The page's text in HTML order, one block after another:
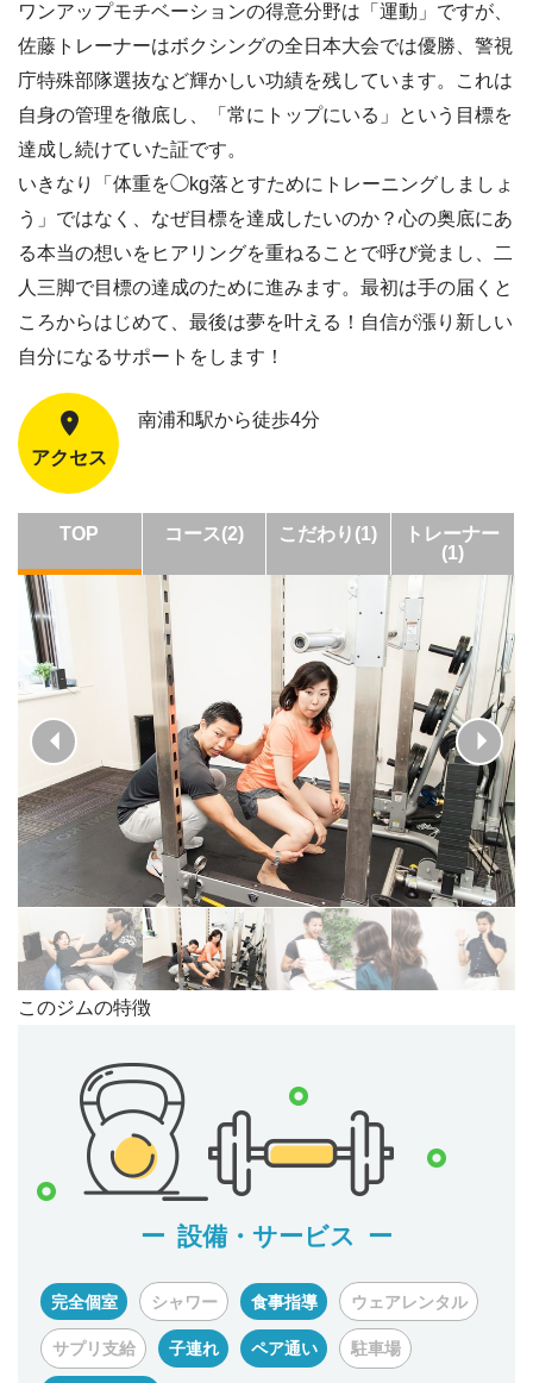
ワンアップモチベーションの得意分野は「運動」ですが、
佐藤トレーナーはボクシングの全日本大会では優勝、警視
庁特殊部隊選抜など輝かしい功績を残しています。これは
自身の管理を徹底し、「常にトップにいる」という目標を
達成し続けていた証です。
いきなり「体重を◯kg落とすためにトレーニングしましょ
う」ではなく、なぜ目標を達成したいのか？心の奥底にあ
る本当の想いをヒアリングを重ねることで呼び覚まし、二
人三脚で目標の達成のために進みます。最初は手の届くと
ころからはじめて、最後は夢を叶える！自信が漲り新しい
自分になるサポートをします！
アクセス
南浦和駅から徒歩4分
TOP コース(2) こだわり(1)
トレーナー
(1)
このジムの特徴
設備・サービス
完全個室 シャワー 食事指導 ウェアレンタル
サプリ支給 子連れ ペア通い 駐車場